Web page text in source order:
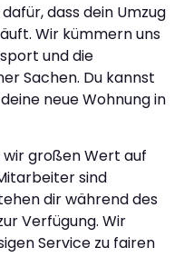
dass dein Umzug
Wir kümmern uns
und die
Sachen. Du kannst
neue Wohnung in
wir großen Wert auf
sind
dir während des
Verfügung. Wir
Service zu fairen